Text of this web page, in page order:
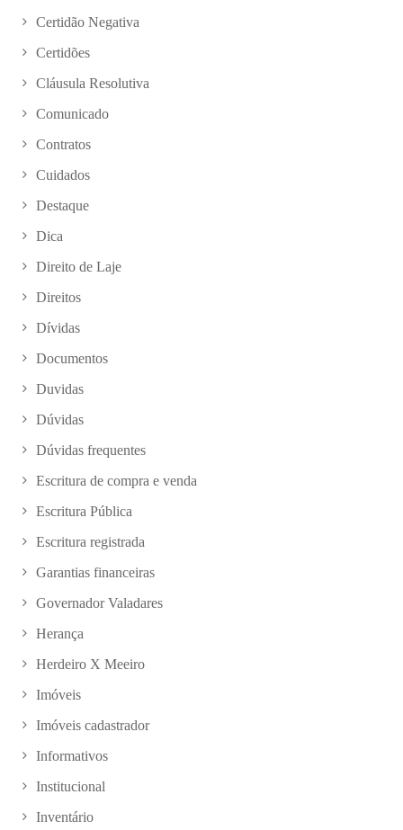
Certidão Negativa
Certidões
Cláusula Resolutiva
Comunicado
Contratos
Cuidados
Destaque
Dica
Direito de Laje
Direitos
Dívidas
Documentos
Duvidas
Dúvidas
Dúvidas frequentes
Escritura de compra e venda
Escritura Pública
Escritura registrada
Garantias financeiras
Governador Valadares
Herança
Herdeiro X Meeiro
Imóveis
Imóveis cadastrador
Informativos
Institucional
Inventário